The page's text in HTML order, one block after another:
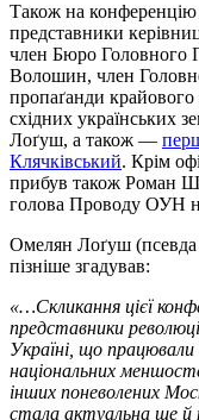
Також на
представники
член Бюро Головного
Волошин, член
пропаґанди
східних українських
Лоґуш, а також —
Клячківський. Крім
прибув також Роман
голова Проводу ОУН
Oмелян Лоґуш
пізніше згадував:
«…Скликання цієї
представники
Україні, що працювали
національних
інших поневолених
стала актуальна ще й